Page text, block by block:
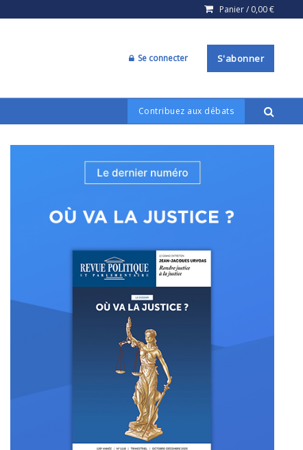
Panier / 0,00€
Se connecter S'abonner
Contribuez aux débats